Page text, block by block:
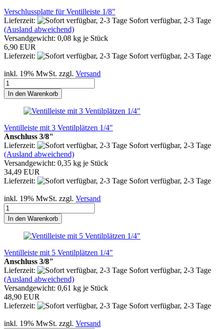
Verschlussplatte für Ventilleiste 1/8"
Lieferzeit:
Sofort verfügbar, 2-3 Tage
(Ausland abweichend)
Versandgewicht: 0,08 kg je Stück
6,90 EUR
Lieferzeit:
Sofort verfügbar, 2-3 Tage
inkl. 19% MwSt. zzgl. Versand
In den Warenkorb
Ventilleiste mit 3 Ventilplätzen 1/4"
Anschluss 3/8"
Lieferzeit:
Sofort verfügbar, 2-3 Tage
(Ausland abweichend)
Versandgewicht: 0,35 kg je Stück
34,49 EUR
Lieferzeit:
Sofort verfügbar, 2-3 Tage
inkl. 19% MwSt. zzgl. Versand
In den Warenkorb
Ventilleiste mit 5 Ventilplätzen 1/4"
Anschluss 3/8"
Lieferzeit:
Sofort verfügbar, 2-3 Tage
(Ausland abweichend)
Versandgewicht: 0,61 kg je Stück
48,90 EUR
Lieferzeit:
Sofort verfügbar, 2-3 Tage
inkl. 19% MwSt. zzgl. Versand